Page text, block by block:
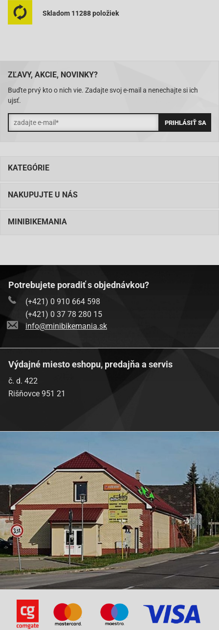
Baotian-BT49QT-12A1 Rebel
Baotian-BT49QT-12C1
Baotian-BT49QT-12D Hero
Baotian-BT49QT-12E Rocky
Baotian-BT49QT-12E Rocky
Baotian-BT49QT-12F Tanco
Baotian-BT49QT-12G
Baotian-BT49QT-20A2
Baotian-BT49QT-2C Falcon
Baotian-BT49QT-2C Falcon
Baotian-BT49QT-3
Baotian-BT49QT-6A1
Baotian-BT49QT-6B4
Baotian-BT49QT-7 Smart Rider
Baotian-BT49QT-7 Smart Rider
Baotian-BT49QT-9 Sprint
Baotian-BT49QT-9 Sprint
Baotian-BT49QT-9F1 Eagle
Baotian-BT49QT-9F1 Eagle
Baotian-BT49QT-9F3 Eagle
Baotian-BT49QT-9F3 Eagle
Baotian-BT49QT-9R1
Skladom 11288 položiek
ZĽAVY, AKCIE, NOVINKY?
Buďte prvý kto o nich vie. Zadajte svoj e-mail a nenechajte si ich
ujsť.
KATEGÓRIE
NAKUPUJTE U NÁS
MINIBIKEMANIA
Potrebujete poradiť s objednávkou?
(+421) 0 910 664 598
(+421) 0 37 78 280 15
info@minibikemania.sk
Výdajné miesto eshopu, predajňa a servis
č. d. 422
Rišňovce 951 21